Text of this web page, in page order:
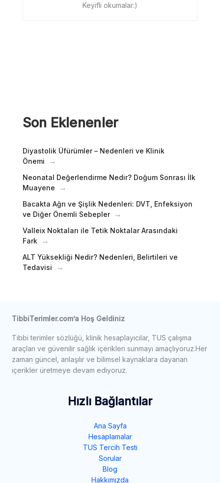
Keyifli okumalar:)
Son Eklenenler
Diyastolik Üfürümler – Nedenleri ve Klinik
Önemi
Neonatal Değerlendirme Nedir? Doğum Sonrası İlk
Muayene
Bacakta Ağrı ve Şişlik Nedenleri: DVT, Enfeksiyon
ve Diğer Önemli Sebepler
Valleix Noktaları ile Tetik Noktalar Arasındaki
Fark
ALT Yüksekliği Nedir? Nedenleri, Belirtileri ve
Tedavisi
TibbiTerimler.com’a Hoş Geldiniz
Tıbbi terimler sözlüğü, klinik hesaplayıcılar, TUS çalışma
araçları ve güvenilir sağlık içerikleri sunmayı amaçlıyoruz.Her
zaman güncel, anlaşılır ve bilimsel kaynaklara dayanan
içerikler üretmeye devam ediyoruz.
Hızlı Bağlantılar
Ana Sayfa
Hesaplamalar
TUS Tercih Testi
Sorular
Blog
Hakkımızda